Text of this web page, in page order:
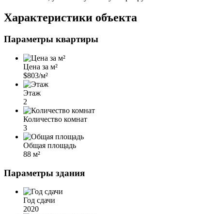
Характеристики объекта
Параметры квартиры
Цена за м²
$803/м²
Этаж
2
Количество комнат
3
Общая площадь
88 м²
Параметры здания
Год сдачи
2020